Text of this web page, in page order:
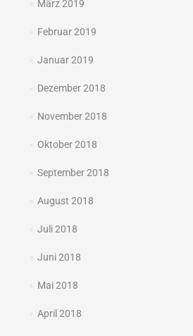
März 2019
Februar 2019
Januar 2019
Dezember 2018
November 2018
Oktober 2018
September 2018
August 2018
Juli 2018
Juni 2018
Mai 2018
April 2018